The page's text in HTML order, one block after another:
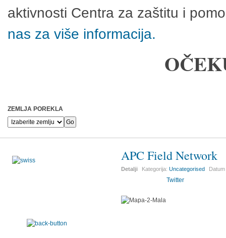
aktivnosti Centra za zaštitu i
nas za više informacija.
ZEMLJA POREKLA
APC Field Network
Detalji Kategorija:Uncategorised
Twitter